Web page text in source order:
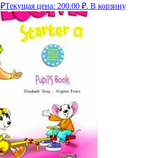
₽Текущая цена: 200.00 ₽. В корзину